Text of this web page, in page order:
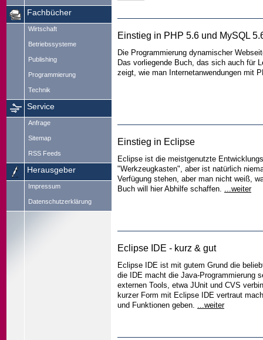
Fachbücher
Wirtschaft
Betriebssysteme
Publishing
Programmierung
Technik
Service
Anfrage
Sitemap
RSS Feeds
Herausgeber
Impressum
Datenschutzerklärung
Einstieg in PHP 5.6 und MySQL
Die Programmierung dynamischer
Das vorliegende Buch, das sich auch für
zeigt, wie man Internetanwendungen mit
Einstieg in Eclipse
Eclipse ist die meistgenutzte
"Werkzeugkasten", aber ist natürlich
Verfügung stehen, aber man nicht weiß,
Buch will hier Abhilfe schaffen. ...weiter
Eclipse IDE - kurz & gut
Eclipse IDE ist mit gutem Grund die
die IDE macht die Java-Programmierung
externen Tools, etwa JUnit und CVS
kurzer Form mit Eclipse IDE vertraut
und Funktionen geben. ...weiter